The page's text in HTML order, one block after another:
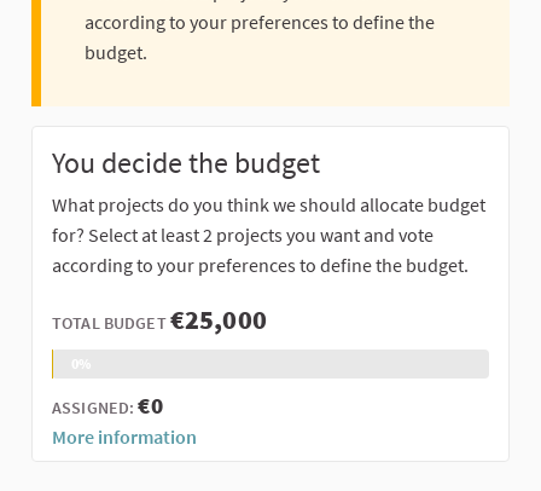
according to your preferences to define the
budget.
You decide the budget
What projects do you think we should allocate budget
for? Select at least 2 projects you want and vote
according to your preferences to define the budget.
TOTAL BUDGET€25,000
ASSIGNED:€0
More information